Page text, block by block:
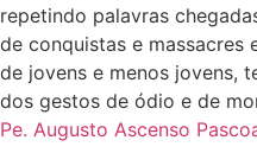
repetindo palavras
de conquistas e massacres
de jovens e menos jovens,
dos gestos de ódio e de
Pe. Augusto Ascenso